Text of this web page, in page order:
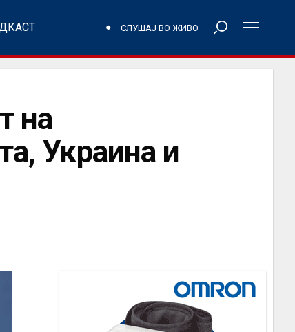
СЛУШАЈ ВО ЖИВО
на
Украина и